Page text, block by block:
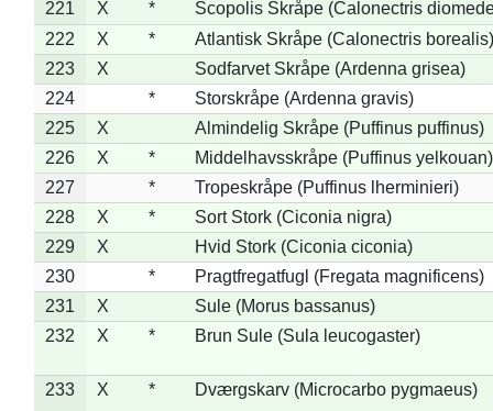
221 X *
Scopolis Skråpe (Calonectris
222
X *
Atlantisk Skråpe (Calonectris borealis)
223
X
Sodfarvet Skråpe (Ardenna grisea)
224
*
Storskråpe (Ardenna gravis)
225
X
Almindelig Skråpe (Puffinus puffinus)
226
X *
Middelhavsskråpe (Puffinus yelkouan)
227
*
Tropeskråpe (Puffinus lherminieri)
228
X *
Sort Stork (Ciconia nigra)
229
X
Hvid Stork (Ciconia ciconia)
230
*
Pragtfregatfugl (Fregata magnificens)
231
X
Sule (Morus bassanus)
232
X * Brun Sule (Sula leucogaster)
233 X * Dværgskarv (Microcarbo pygmaeus)